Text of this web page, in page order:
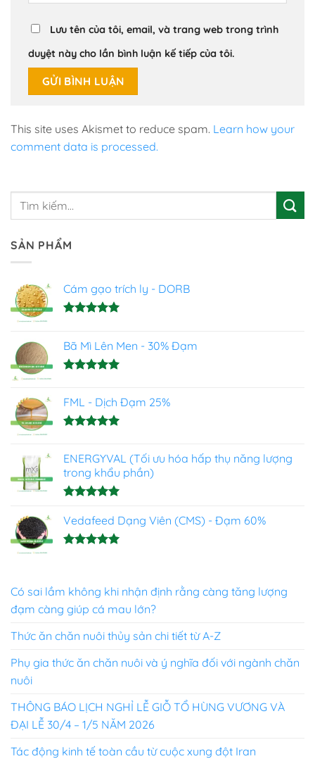
Lưu tên của tôi, email, và trang web trong trình
duyệt này cho lần bình luận kế tiếp của tôi.
This site uses Akismet to reduce spam. Learn how your
comment data is processed.
SẢN PHẨM
Cám gạo trích ly - DORB
5 sao
Bã Mì Lên Men - 30% Đạm
5 sao
FML - Dịch Đạm 25%
5 sao
ENERGYVAL (Tối ưu hóa hấp thụ năng lượng
trong khẩu phần)
hạng5.00
5 sao
Vedafeed Dạng Viên (CMS) - Đạm 60%
Có sai lầm không khi nhận định rằng càng tăng lượng
đạm càng giúp cá mau lớn?
Thức ăn chăn nuôi thủy sản chi tiết từ A-Z
Phụ gia thức ăn chăn nuôi và ý nghĩa đối với ngành chăn
nuôi
THÔNG BÁO LỊCH NGHỈ LỄ GIỖ TỔ HÙNG VƯƠNG VÀ
ĐẠI LỄ 30/4 – 1/5 NĂM 2026
Tác động kinh tế toàn cầu từ cuộc xung đột Iran